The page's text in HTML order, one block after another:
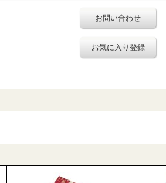
お問い合わせ
お気に入り登録